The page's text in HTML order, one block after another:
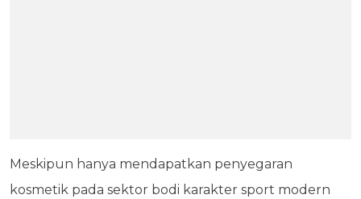
Meskipun hanya mendapatkan penyegaran
kosmetik pada sektor bodi karakter sport modern